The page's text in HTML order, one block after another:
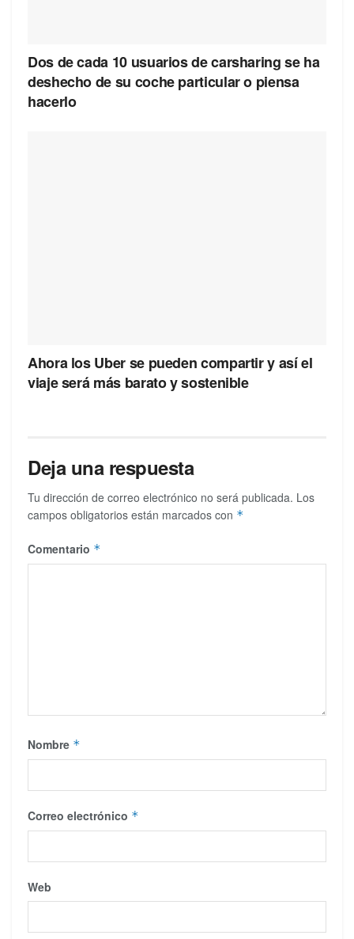
Dos de cada 10 usuarios de carsharing se ha
deshecho de su coche particular o piensa
hacerlo
Ahora los Uber se pueden compartir y así el
viaje será más barato y sostenible
Deja una respuesta
Tu dirección de correo electrónico no será publicada. Los
campos obligatorios están marcados con *
Comentario *
Nombre *
Correo electrónico *
Web